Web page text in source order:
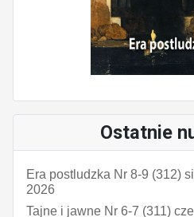
Ostatnie
Era postludzka Nr 8-9 (312)
2026
Tajne i jawne Nr 6-7 (311)